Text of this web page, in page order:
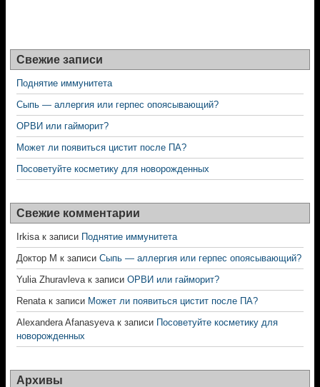
Свежие записи
Поднятие иммунитета
Сыпь — аллергия или герпес опоясывающий?
ОРВИ или гайморит?
Может ли появиться цистит после ПА?
Посоветуйте косметику для новорожденных
Свежие комментарии
Irkisaк записи Поднятие иммунитета
Доктор М к записи Сыпь — аллергия или герпес опоясывающий?
Yulia Zhuravlevaк записи ОРВИ или гайморит?
Renataк записи Может ли появиться цистит после ПА?
Alexandera Afanasyevaк записи Посоветуйте косметику для
новорожденных
Архивы